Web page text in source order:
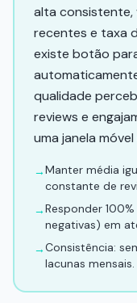
alta consistente,
recentes e taxa
existe botão
qualidade
reviews e
uma janela
→Manter média
constante de
→Responder
negativas) em
→Consistência:
lacunas mensais.